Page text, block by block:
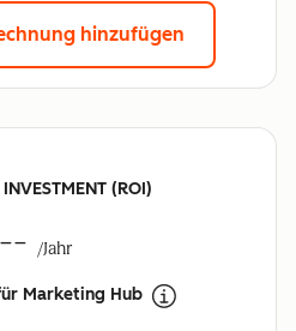
hinzufügen
(ROI)
/Jahr
Marketing Hub